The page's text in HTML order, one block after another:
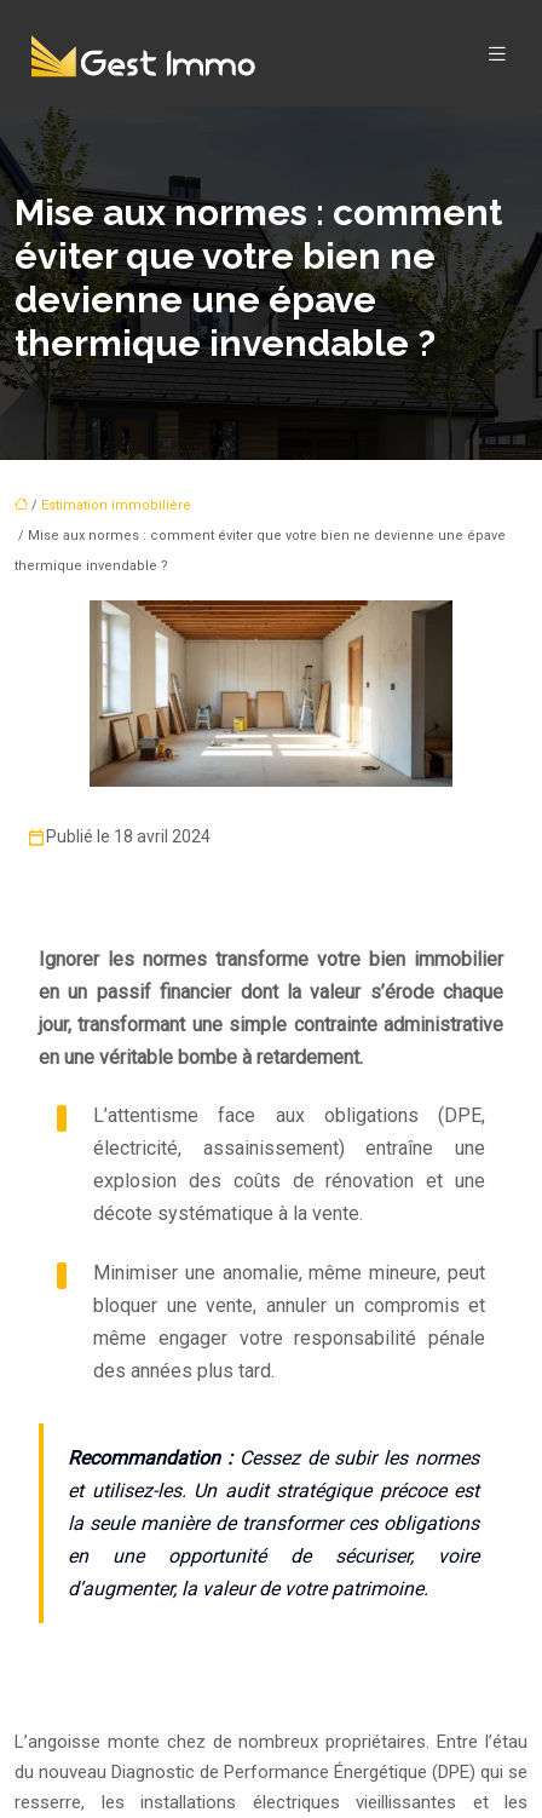
Mise aux normes : comment
éviter que votre bien ne
devienne une épave
thermique invendable ?
/ Estimation immobilière
/ Mise aux normes : comment éviter que votre bien ne devienne une épave
thermique invendable ?
Publié le 18 avril 2024
Ignorer les normes transforme votre bien immobilier
en un passif financier dont la valeur s’érode chaque
jour, transformant une simple contrainte administrative
en une véritable bombe à retardement.
L’attentisme face aux obligations (DPE,
électricité, assainissement) entraîne une
explosion des coûts de rénovation et une
décote systématique à la vente.
Minimiser une anomalie, même mineure, peut
bloquer une vente, annuler un compromis et
même engager votre responsabilité pénale
des années plus tard.
Recommandation :Cessez de subir les normes
et utilisez-les. Un audit stratégique précoce est
la seule manière de transformer ces obligations
en une opportunité de sécuriser, voire
d’augmenter, la valeur de votre patrimoine.
L’angoisse monte chez de nombreux propriétaires. Entre l’étau
du nouveau Diagnostic de Performance Énergétique (DPE) qui se
resserre, les installations électriques vieillissantes et les